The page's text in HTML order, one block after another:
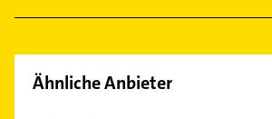
Ähnliche Anbieter